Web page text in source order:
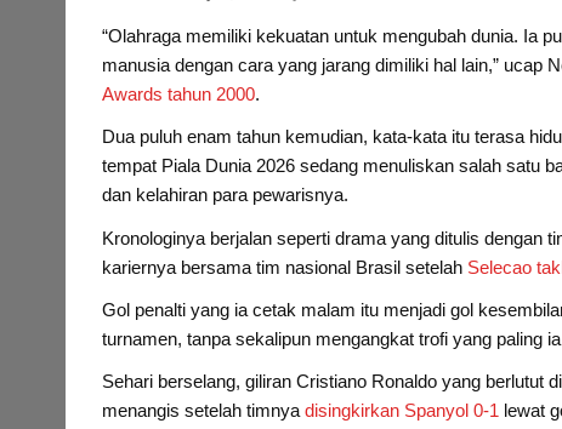
“Olahraga memiliki kekuatan untuk mengubah dunia. Ia
manusia dengan cara yang jarang dimiliki hal lain,” ucap
Awards tahun 2000.
Dua puluh enam tahun kemudian, kata-kata itu terasa
tempat Piala Dunia 2026 sedang menuliskan salah satu
dan kelahiran para pewarisnya.
Kronologinya berjalan seperti drama yang ditulis dengan
kariernya bersama tim nasional Brasil setelah Selecao
Gol penalti yang ia cetak malam itu menjadi gol
turnamen, tanpa sekalipun mengangkat trofi yang paling
Sehari berselang, giliran Cristiano Ronaldo yang berlutut
menangis setelah timnyadisingkirkan Spanyol 0-1 lewat